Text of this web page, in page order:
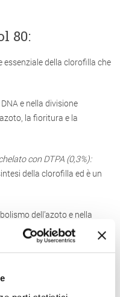
80:
essenziale della clorofilla che
e nella divisione
la fioritura e la
con DTPA (0,3%):
della clorofilla ed è un
dell’azoto e nella
cardine per la